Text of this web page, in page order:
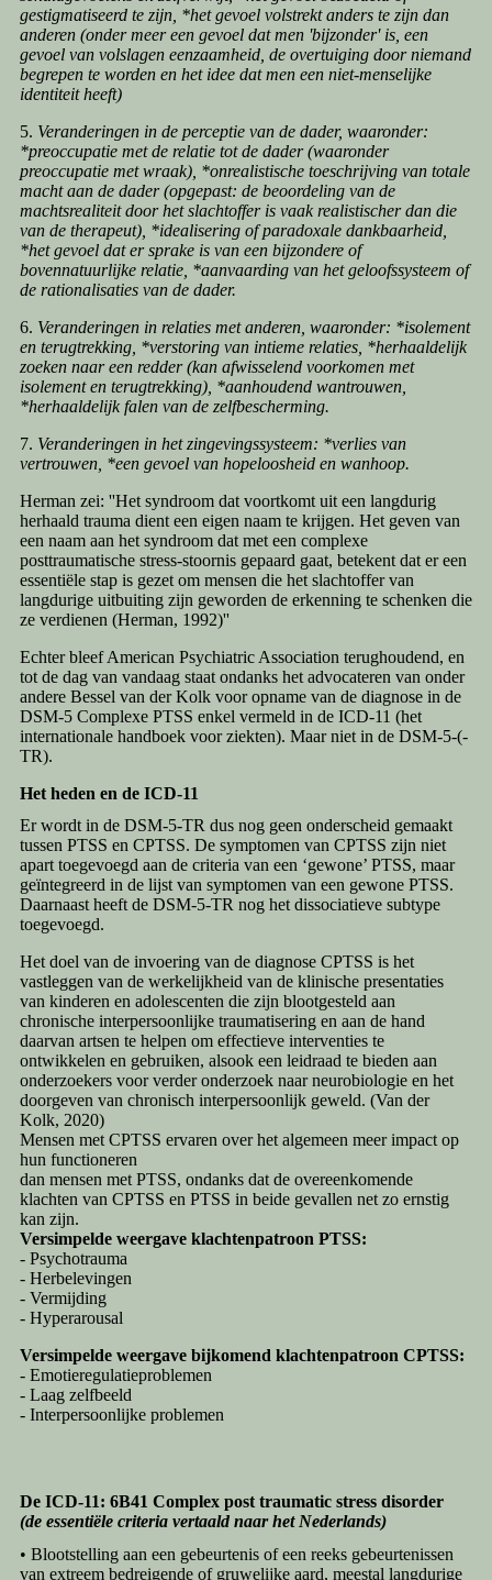
gestigmatiseerd te zijn, *het gevoel volstrekt anders te zijn dan
anderen (onder meer een gevoel dat men 'bijzonder' is, een
gevoel van volslagen eenzaamheid, de overtuiging door niemand
begrepen te worden en het idee dat men een niet-menselijke
identiteit heeft)
5. Veranderingen in de perceptie van de dader, waaronder:
*preoccupatie met de relatie tot de dader (waaronder
preoccupatie met wraak), *onrealistische toeschrijving van totale
macht aan de dader (opgepast: de beoordeling van de
machtsrealiteit door het slachtoffer is vaak realistischer dan die
van de therapeut), *idealisering of paradoxale dankbaarheid,
*het gevoel dat er sprake is van een bijzondere of
bovennatuurlijke relatie, *aanvaarding van het geloofssysteem of
de rationalisaties van de dader.
6. Veranderingen in relaties met anderen, waaronder: *isolement
en terugtrekking, *verstoring van intieme relaties, *herhaaldelijk
zoeken naar een redder (kan afwisselend voorkomen met
isolement en terugtrekking), *aanhoudend wantrouwen,
*herhaaldelijk falen van de zelfbescherming.
7. Veranderingen in het zingevingssysteem: *verlies van
vertrouwen, *een gevoel van hopeloosheid en wanhoop.
Herman zei: ''Het syndroom dat voortkomt uit een langdurig
herhaald trauma dient een eigen naam te krijgen. Het geven van
een naam aan het syndroom dat met een complexe
posttraumatische stress-stoornis gepaard gaat, betekent dat er een
essentiële stap is gezet om mensen die het slachtoffer van
langdurige uitbuiting zijn geworden de erkenning te schenken die
ze verdienen (Herman, 1992)''
Echter bleef American Psychiatric Association terughoudend, en
tot de dag van vandaag staat ondanks het advocateren van onder
andere Bessel van der Kolk voor opname van de diagnose in de
DSM-5 Complexe PTSS enkel vermeld in de ICD-11 (het
internationale handboek voor ziekten). Maar niet in de DSM-5-(-
TR).
Het heden en de ICD-11
Er wordt in de DSM-5-TR dus nog geen onderscheid gemaakt
tussen PTSS en CPTSS. De symptomen van CPTSS zijn niet
apart toegevoegd aan de criteria van een ‘gewone’ PTSS, maar
geïntegreerd in de lijst van symptomen van een gewone PTSS.
Daarnaast heeft de DSM-5-TR nog het dissociatieve subtype
toegevoegd.
Het doel van de invoering van de diagnose CPTSS is het
vastleggen van de werkelijkheid van de klinische presentaties
van kinderen en adolescenten die zijn blootgesteld aan
chronische interpersoonlijke traumatisering en aan de hand
daarvan artsen te helpen om effectieve interventies te
ontwikkelen en gebruiken, alsook een leidraad te bieden aan
onderzoekers voor verder onderzoek naar neurobiologie en het
doorgeven van chronisch interpersoonlijk geweld. (Van der
Kolk, 2020)
Mensen met CPTSS ervaren over het algemeen meer impact op
hun functioneren
dan mensen met PTSS, ondanks dat de overeenkomende
klachten van CPTSS en PTSS in beide gevallen net zo ernstig
kan zijn.
Versimpelde weergave klachtenpatroon PTSS:
- Psychotrauma
- Herbelevingen
- Vermijding
- Hyperarousal
Versimpelde weergave bijkomend klachtenpatroon CPTSS:
- Emotieregulatieproblemen
- Laag zelfbeeld
- Interpersoonlijke problemen
De ICD-11: 6B41 Complex post traumatic stress disorder
(de essentiële criteria vertaald naar het Nederlands)
• Blootstelling aan een gebeurtenis of een reeks gebeurtenissen
van extreem bedreigende of gruwelijke aard, meestal langdurige